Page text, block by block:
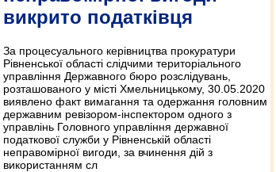
викрито податківця
За процесуального керівництва прокуратури
Рівненської області слідчими територіального
управління Державного бюро розслідувань,
розташованого у місті Хмельницькому, 30.05.2020
виявлено факт вимагання та одержання головним
державним ревізором-інспектором одного з
управлінь Головного управління державної
податкової служби у Рівненській області
неправомірної вигоди, за вчинення дій з
використанням сл